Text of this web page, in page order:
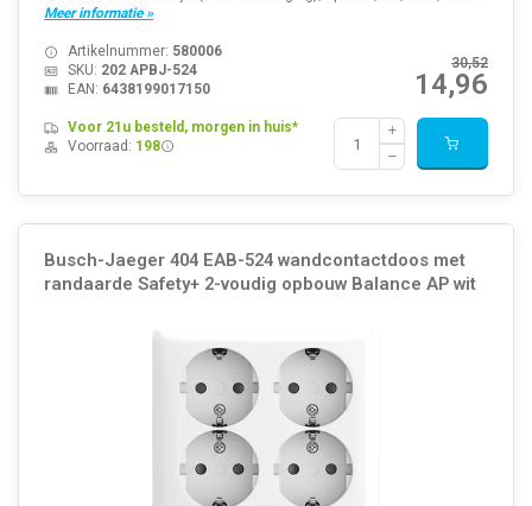
Meer informatie »
30,52
14,96
Artikelnummer: 580006
SKU: 202 APBJ-524
EAN: 6438199017150
Voor 21u besteld, morgen in huis*
Voorraad: 198
Busch-Jaeger 404 EAB-524 wandcontactdoos met
randaarde Safety+ 2-voudig opbouw Balance AP wit